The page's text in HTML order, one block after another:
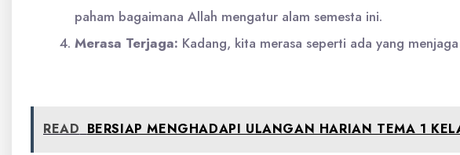
paham bagaimana Allah mengatur alam semesta ini.
Merasa Terjaga: Kadang, kita merasa seperti ada yang
READ BERSIAP MENGHADAPI ULANGAN HARIAN TEMA 1